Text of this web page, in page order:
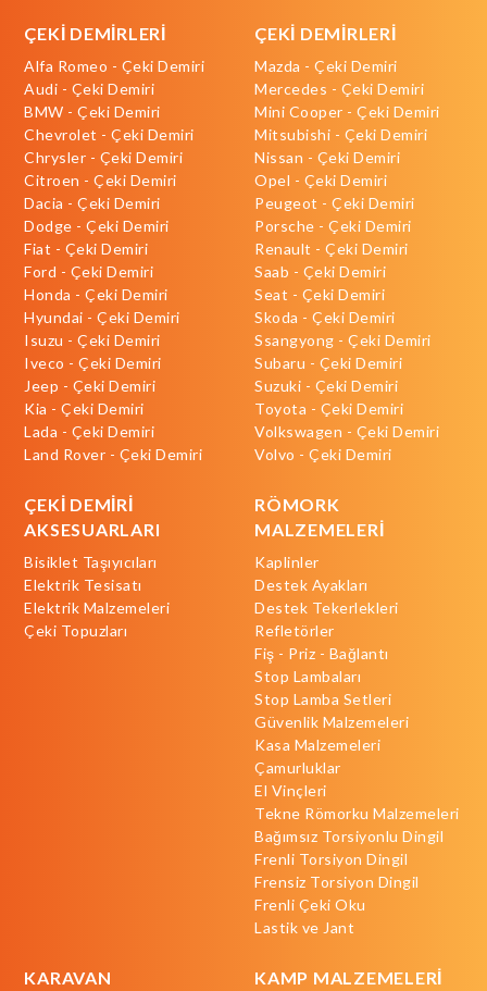
ÇEKİ DEMİRLERİ
Alfa Romeo - Çeki Demiri
Audi - Çeki Demiri
BMW - Çeki Demiri
Chevrolet - Çeki Demiri
Chrysler - Çeki Demiri
Citroen - Çeki Demiri
Dacia - Çeki Demiri
Dodge - Çeki Demiri
Fiat - Çeki Demiri
Ford - Çeki Demiri
Honda - Çeki Demiri
Hyundai - Çeki Demiri
Isuzu - Çeki Demiri
Iveco - Çeki Demiri
Jeep - Çeki Demiri
Kia - Çeki Demiri
Lada - Çeki Demiri
Land Rover - Çeki Demiri
ÇEKİ DEMİRLERİ
Mazda - Çeki Demiri
Mercedes - Çeki Demiri
Mini Cooper - Çeki Demiri
Mitsubishi - Çeki Demiri
Nissan - Çeki Demiri
Opel - Çeki Demiri
Peugeot - Çeki Demiri
Porsche - Çeki Demiri
Renault - Çeki Demiri
Saab - Çeki Demiri
Seat - Çeki Demiri
Skoda - Çeki Demiri
Ssangyong - Çeki Demiri
Subaru - Çeki Demiri
Suzuki - Çeki Demiri
Toyota - Çeki Demiri
Volkswagen - Çeki Demiri
Volvo - Çeki Demiri
ÇEKİ DEMİRİ
AKSESUARLARI
Bisiklet Taşıyıcıları
Elektrik Tesisatı
Elektrik Malzemeleri
Çeki Topuzları
RÖMORK
MALZEMELERİ
Kaplinler
Destek Ayakları
Destek Tekerlekleri
Refletörler
Fiş - Priz - Bağlantı
Stop Lambaları
Stop Lamba Setleri
Güvenlik Malzemeleri
Kasa Malzemeleri
Çamurluklar
El Vinçleri
Tekne Römorku Malzemeleri
Bağımsız Torsiyonlu Dingil
Frenli Torsiyon Dingil
Frensiz Torsiyon Dingil
Frenli Çeki Oku
Lastik ve Jant
KARAVAN
KAMP MALZEMELERİ